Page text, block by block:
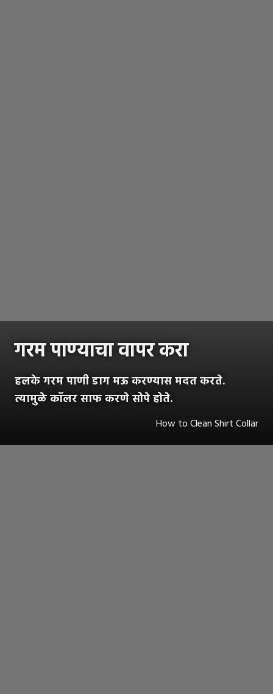
गरम पाण्याचा वापर करा
हलके गरम पाणी डाग मऊ करण्यास मदत करते.
त्यामुळे कॉलर साफ करणे सोपे होते.
How to Clean Shirt Collar